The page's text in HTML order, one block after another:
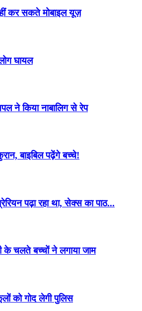
कर सकते मोबाइल यूज़
घायल
ने किया नाबालिग से रेप
बाइबिल पढ़ेंगे बच्चे!
पढ़ा रहा था, सेक्स का पाठ...
के चलते बच्चों ने लगाया जाम
को गोद लेगी पुलिस